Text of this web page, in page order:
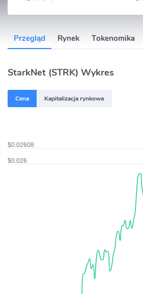
Przegląd Rynek Tokenomika
StarkNet (STRK) Wykres
Cena Kapitalizacja rynkowa